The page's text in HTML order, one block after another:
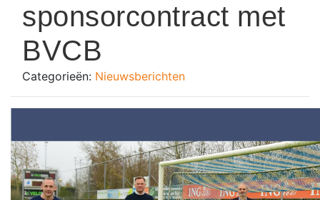
sponsorcontract met
BVCB
Categorieën: Nieuwsberichten